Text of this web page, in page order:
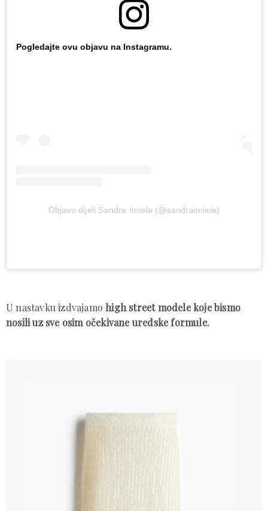
Pogledajte ovu objavu na Instagramu.
Objavu dijeli Sandra Imiela (@sandraimiela)
U nastavku izdvajamo high street modele koje bismo
nosili uz sve osim očekivane uredske formule.